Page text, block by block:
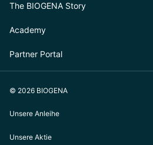
The BIOGENA Story
Academy
Partner Portal
© 2026 BIOGENA
Unsere Anleihe
Unsere Aktie